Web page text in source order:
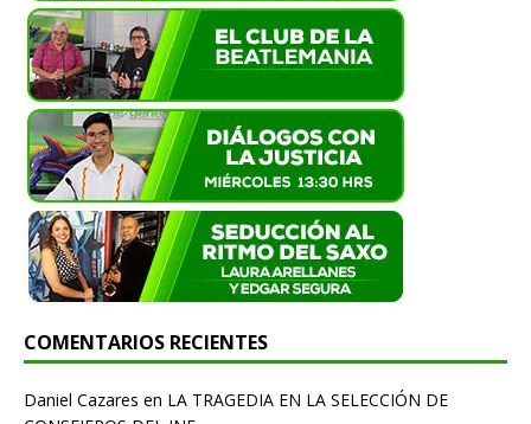
COMENTARIOS RECIENTES
Daniel Cazares en LA TRAGEDIA EN LA SELECCIÓN DE